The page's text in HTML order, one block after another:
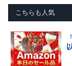
こちらも人気